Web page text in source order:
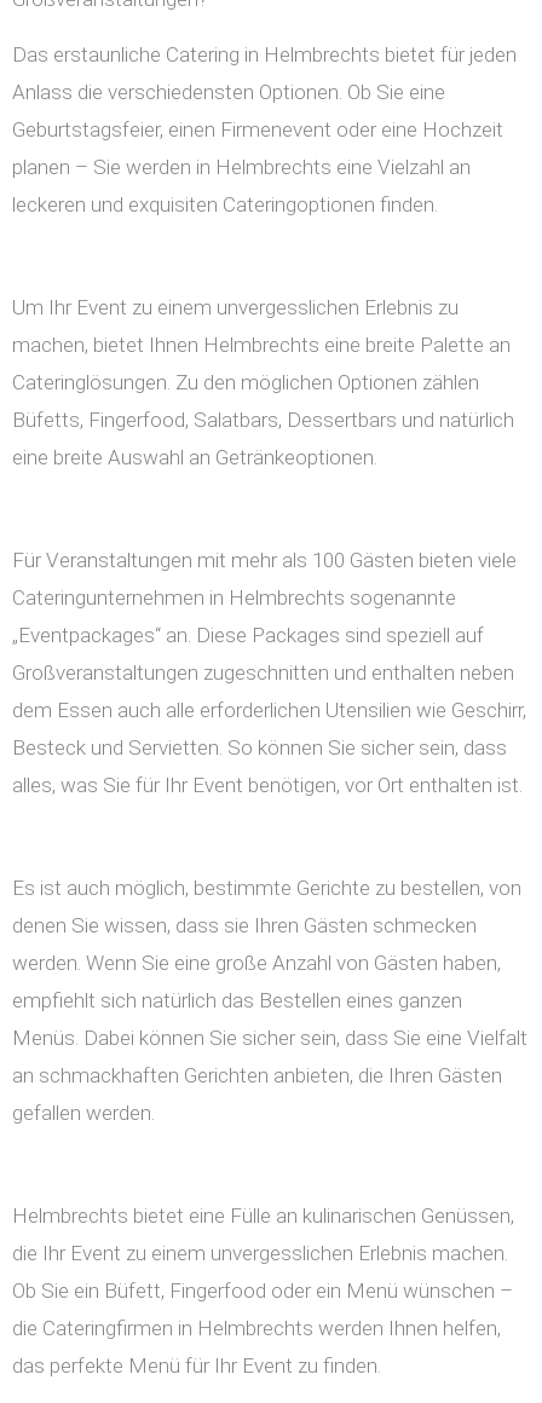
Das erstaunliche Catering in Helmbrechts bietet für jeden
Anlass die verschiedensten Optionen. Ob Sie eine
Geburtstagsfeier, einen Firmenevent oder eine Hochzeit
planen – Sie werden in Helmbrechts eine Vielzahl an
leckeren und exquisiten Cateringoptionen finden.
Um Ihr Event zu einem unvergesslichen Erlebnis zu
machen, bietet Ihnen Helmbrechts eine breite Palette an
Cateringlösungen. Zu den möglichen Optionen zählen
Büfetts, Fingerfood, Salatbars, Dessertbars und natürlich
eine breite Auswahl an Getränkeoptionen.
Für Veranstaltungen mit mehr als 100 Gästen bieten viele
Cateringunternehmen in Helmbrechts sogenannte
„Eventpackages“ an. Diese Packages sind speziell auf
Großveranstaltungen zugeschnitten und enthalten neben
dem Essen auch alle erforderlichen Utensilien wie Geschirr,
Besteck und Servietten. So können Sie sicher sein, dass
alles, was Sie für Ihr Event benötigen, vor Ort enthalten ist.
Es ist auch möglich, bestimmte Gerichte zu bestellen, von
denen Sie wissen, dass sie Ihren Gästen schmecken
werden. Wenn Sie eine große Anzahl von Gästen haben,
empfiehlt sich natürlich das Bestellen eines ganzen
Menüs. Dabei können Sie sicher sein, dass Sie eine Vielfalt
an schmackhaften Gerichten anbieten, die Ihren Gästen
gefallen werden.
Helmbrechts bietet eine Fülle an kulinarischen Genüssen,
die Ihr Event zu einem unvergesslichen Erlebnis machen.
Ob Sie ein Büfett, Fingerfood oder ein Menü wünschen –
die Cateringfirmen in Helmbrechts werden Ihnen helfen,
das perfekte Menü für Ihr Event zu finden.